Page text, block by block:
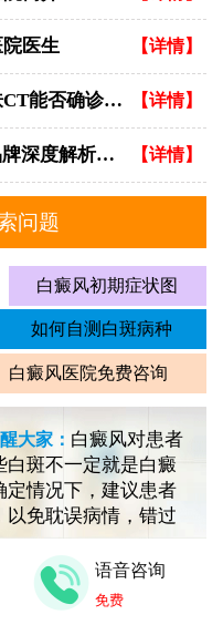
医生 【详情】
白斑用手搓不变红，皮肤CT能否确诊白癜风？ 【详情】
`308准分子激光治疗仪品牌深度解析：专业视角下的优选指南` 【详情】
问题
白癜风初期症状图
如何自测白斑病种
白癜风医院免费咨询
大家： 白癜风对患者
白斑不一定就是白癜
定情况下，建议患者
以免耽误病情，错过
语音咨询
免费